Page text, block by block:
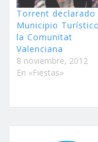
Torrent declarado
Municipio
la Comunitat
Valenciana
8 noviembre, 2012
En «Fiestas»